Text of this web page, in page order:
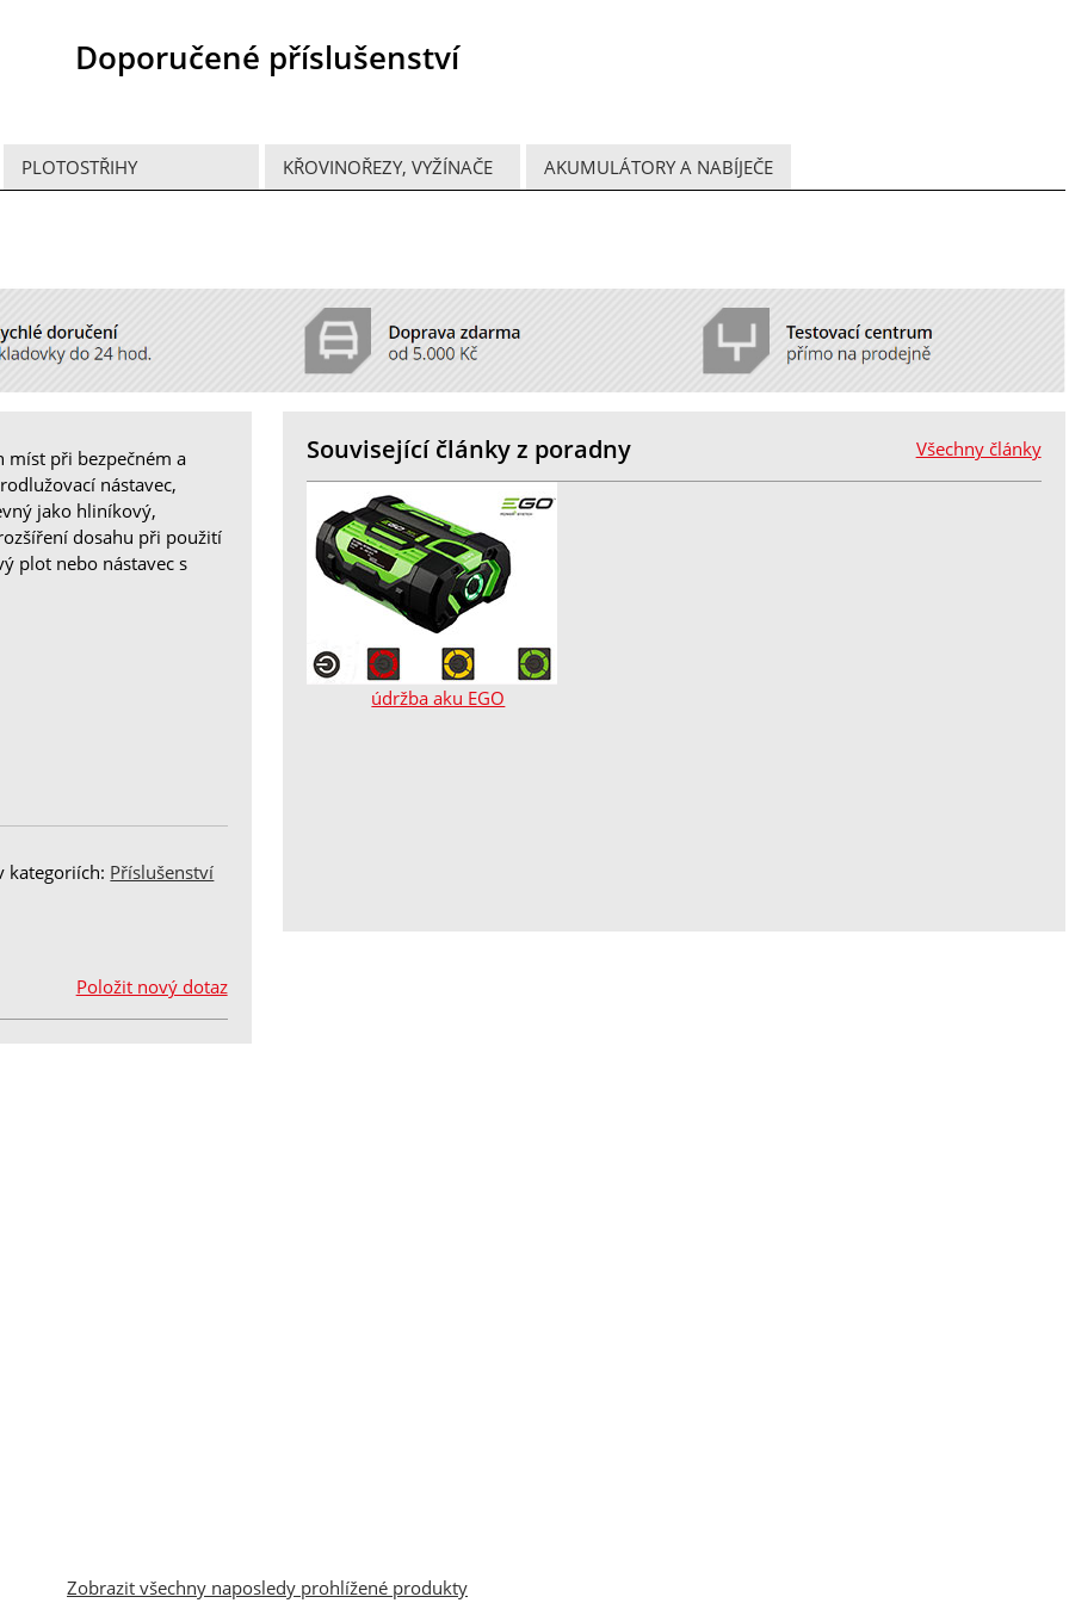
Doporučené příslušenství
PLOTOSTŘIHY KŘOVINOŘEZY, VYŽÍNAČE AKUMULÁTORY A NABÍJEČE
míst při bezpečném a
nástavec,
jako hliníkový,
dosahu při použití
plot nebo nástavec s
kategoriích: Příslušenství
Všechny články
Související články z poradny
údržba aku EGO
Položit nový dotaz
Zobrazit všechny naposledy prohlížené produkty